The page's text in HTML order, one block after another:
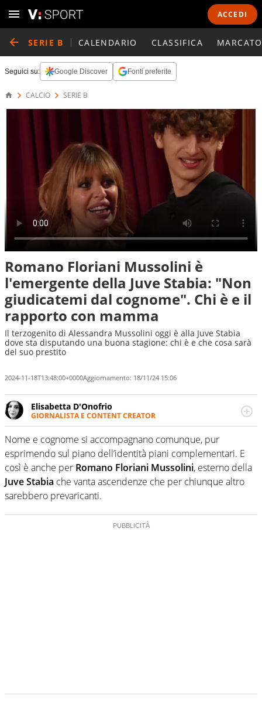
ACCEDI
SERIE B CALENDARIO CLASSIFICA
Seguici su: Google Discover Fonti preferite
CALCIO SERIE B
Romano Floriani Mussolini è
l'emergente della Juve Stabia: "Non
giudicatemi dal cognome". Chi è e il
rapporto con mamma
Il terzogenito di Alessandra Mussolini oggi è alla Juve Stabia
dove sta disputando una buona stagione: chi è e che cosa sarà
del suo prestito
2024-11-18T13:48:00+0000Aggiornamento: 18/11/24 15:06
Elisabetta D'Onofrio
GIORNALISTA E CONTENT CREATOR
Giornalista professionista dal 2007, scrive per curiosità
personale e necessità: soprattutto di calcio, di sport e dei
suoi protagonisti, concedendosi innocenti evasioni
nell'ambito della creazione di format. Un tempo ala
destra, oggi si sente a suo agio nel ruolo di libero. Cura
una classifica riservata dei migliori 5 calciatori di sempre.
Nome e cognome si accompagnano comunque, pur
esprimendo sul piano dell’identità piani complementari. E
così è anche per Romano Floriani Mussolini, esterno della
Juve Stabia che vanta ascendenze che per chiunque altro
sarebbero prevaricanti.